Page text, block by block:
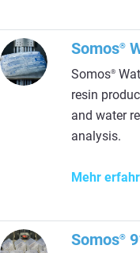
Somos®
Somos®
resin
and water
analysis.
Mehr
Somos®